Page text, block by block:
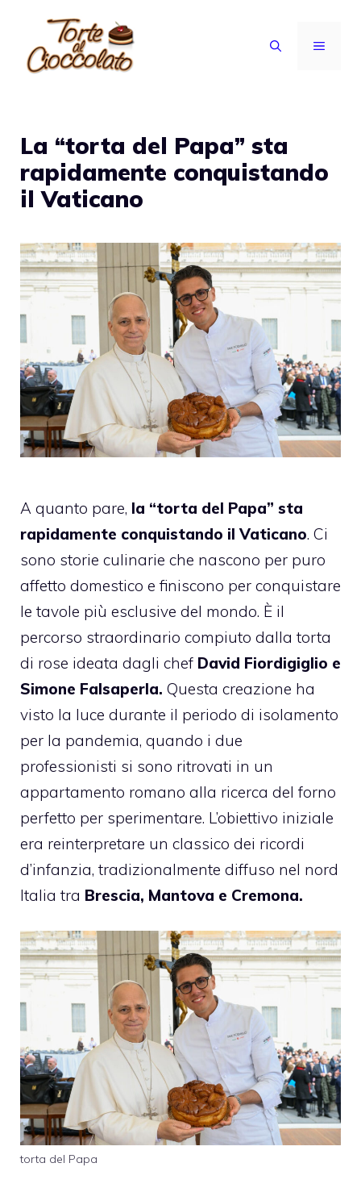
contenuto
MENU
La “torta del Papa” sta
rapidamente conquistando
il Vaticano
A quanto pare, la “torta del Papa” sta
rapidamente conquistando il Vaticano. Ci
sono storie culinarie che nascono per puro
affetto domestico e finiscono per conquistare
le tavole più esclusive del mondo. È il
percorso straordinario compiuto dalla torta
di rose ideata dagli chef David Fiordigiglio e
Simone Falsaperla. Questa creazione ha
visto la luce durante il periodo di isolamento
per la pandemia, quando i due
professionisti si sono ritrovati in un
appartamento romano alla ricerca del forno
perfetto per sperimentare. L’obiettivo iniziale
era reinterpretare un classico dei ricordi
d’infanzia, tradizionalmente diffuso nel nord
Italia tra Brescia, Mantova e Cremona.
torta del Papa